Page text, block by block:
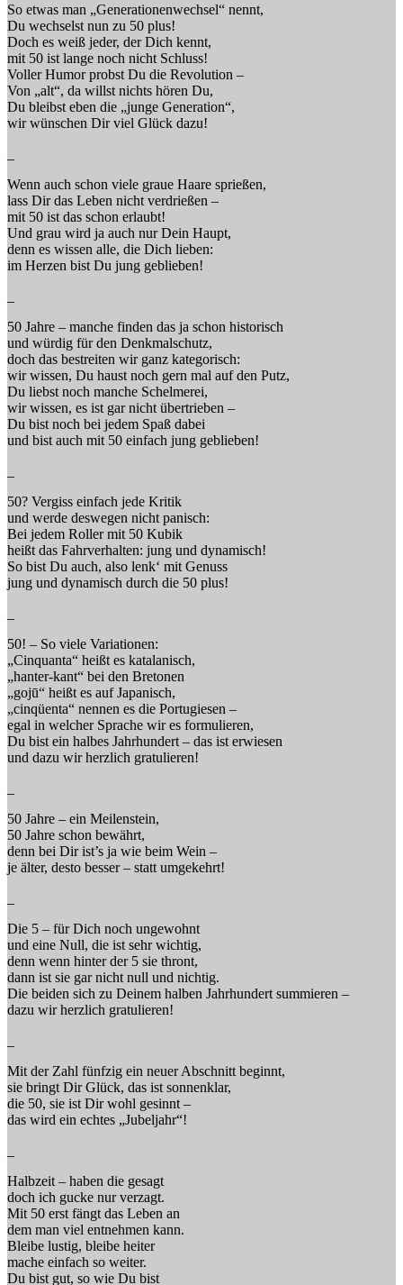
So etwas man „Generationenwechsel“ nennt,
Du wechselst nun zu 50 plus!
Doch es weiß jeder, der Dich kennt,
mit 50 ist lange noch nicht Schluss!
Voller Humor probst Du die Revolution –
Von „alt“, da willst nichts hören Du,
Du bleibst eben die „junge Generation“,
wir wünschen Dir viel Glück dazu!
Wenn auch schon viele graue Haare sprießen,
lass Dir das Leben nicht verdrießen –
mit 50 ist das schon erlaubt!
Und grau wird ja auch nur Dein Haupt,
denn es wissen alle, die Dich lieben:
im Herzen bist Du jung geblieben!
50 Jahre – manche finden das ja schon historisch
und würdig für den Denkmalschutz,
doch das bestreiten wir ganz kategorisch:
wir wissen, Du haust noch gern mal auf den Putz,
Du liebst noch manche Schelmerei,
wir wissen, es ist gar nicht übertrieben –
Du bist noch bei jedem Spaß dabei
und bist auch mit 50 einfach jung geblieben!
50? Vergiss einfach jede Kritik
und werde deswegen nicht panisch:
Bei jedem Roller mit 50 Kubik
heißt das Fahrverhalten: jung und dynamisch!
So bist Du auch, also lenk‘ mit Genuss
jung und dynamisch durch die 50 plus!
50! – So viele Variationen:
„Cinquanta“ heißt es katalanisch,
„hanter-kant“ bei den Bretonen
„gojū“ heißt es auf Japanisch,
„cinqüenta“ nennen es die Portugiesen –
egal in welcher Sprache wir es formulieren,
Du bist ein halbes Jahrhundert – das ist erwiesen
und dazu wir herzlich gratulieren!
50 Jahre – ein Meilenstein,
50 Jahre schon bewährt,
denn bei Dir ist’s ja wie beim Wein –
je älter, desto besser – statt umgekehrt!
Die 5 – für Dich noch ungewohnt
und eine Null, die ist sehr wichtig,
denn wenn hinter der 5 sie thront,
dann ist sie gar nicht null und nichtig.
Die beiden sich zu Deinem halben Jahrhundert summieren –
dazu wir herzlich gratulieren!
Mit der Zahl fünfzig ein neuer Abschnitt beginnt,
sie bringt Dir Glück, das ist sonnenklar,
die 50, sie ist Dir wohl gesinnt –
das wird ein echtes „Jubeljahr“!
Halbzeit – haben die gesagt
doch ich gucke nur verzagt.
Mit 50 erst fängt das Leben an
dem man viel entnehmen kann.
Bleibe lustig, bleibe heiter
mache einfach so weiter.
Du bist gut, so wie Du bist